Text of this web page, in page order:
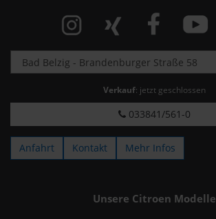
Verkauf: jetzt geschlossen
033841/561-0
Anfahrt Kontakt Mehr Infos
Unsere Citroen Modelle